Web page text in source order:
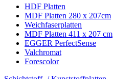
HDF Platten
MDF Platten 280 x 207cm
Weichfaserplatten
MDF Platten 411 x 207 cm
EGGER PerfectSense
Valchromat
Forescolor